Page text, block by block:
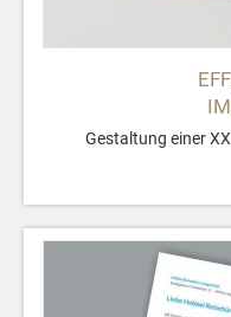
Gestaltung einer